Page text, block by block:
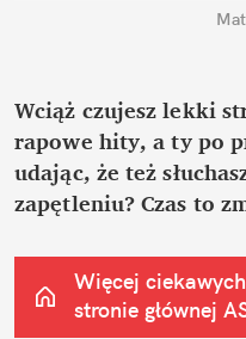
Wciąż czujesz lekki
rapowe hity, a ty po
udając, że też
zapętleniu? Czas to
Więcej
stronie głównej